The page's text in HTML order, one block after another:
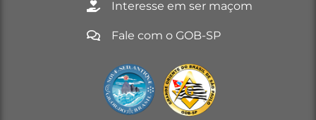
Interesse em ser maçom
Fale com o GOB-SP